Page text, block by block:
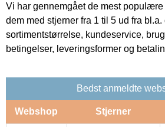
Vi har gennemgået de mest
dem med stjerner fra 1 til 5 ud fra
sortimentstørrelse, kundeservice,
betingelser, leveringsformer og
Bedst anmeldte
Webshop Stjerner